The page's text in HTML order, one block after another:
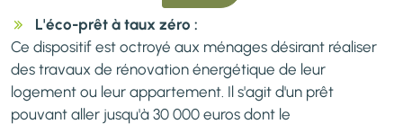
L'éco-prêt à taux zéro :
Ce dispositif est octroyé aux ménages désirant réaliser
des travaux de rénovation énergétique de leur
logement ou leur appartement. Il s'agit d'un prêt
pouvant aller jusqu'à 30 000 euros dont le